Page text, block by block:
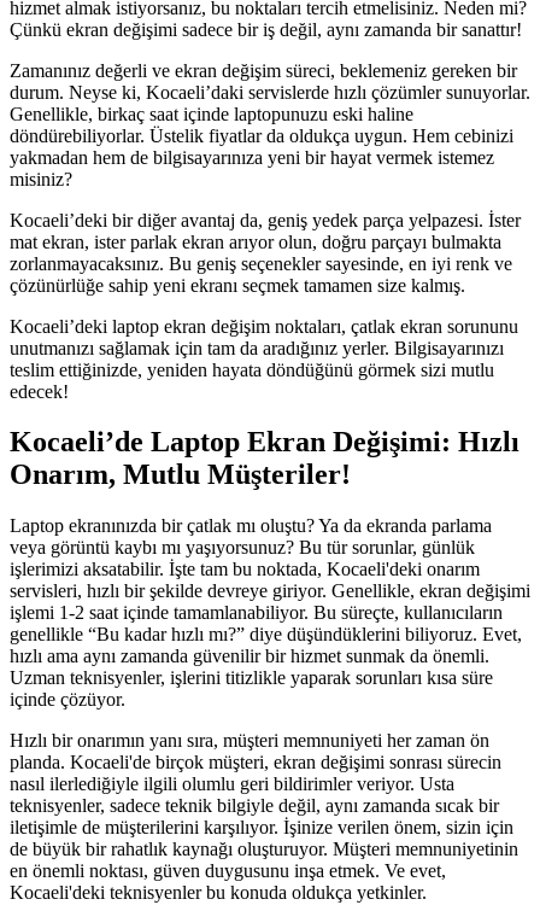
hizmet almak istiyorsanız, bu noktaları tercih etmelisiniz. Neden mi?
Çünkü ekran değişimi sadece bir iş değil, aynı zamanda bir sanattır!
Zamanınız değerli ve ekran değişim süreci, beklemeniz gereken bir
durum. Neyse ki, Kocaeli’daki servislerde hızlı çözümler sunuyorlar.
Genellikle, birkaç saat içinde laptopunuzu eski haline
döndürebiliyorlar. Üstelik fiyatlar da oldukça uygun. Hem cebinizi
yakmadan hem de bilgisayarınıza yeni bir hayat vermek istemez
misiniz?
Kocaeli’deki bir diğer avantaj da, geniş yedek parça yelpazesi. İster
mat ekran, ister parlak ekran arıyor olun, doğru parçayı bulmakta
zorlanmayacaksınız. Bu geniş seçenekler sayesinde, en iyi renk ve
çözünürlüğe sahip yeni ekranı seçmek tamamen size kalmış.
Kocaeli’deki laptop ekran değişim noktaları, çatlak ekran sorununu
unutmanızı sağlamak için tam da aradığınız yerler. Bilgisayarınızı
teslim ettiğinizde, yeniden hayata döndüğünü görmek sizi mutlu
edecek!
Kocaeli’de Laptop Ekran Değişimi: Hızlı
Onarım, Mutlu Müşteriler!
Laptop ekranınızda bir çatlak mı oluştu? Ya da ekranda parlama
veya görüntü kaybı mı yaşıyorsunuz? Bu tür sorunlar, günlük
işlerimizi aksatabilir. İşte tam bu noktada, Kocaeli'deki onarım
servisleri, hızlı bir şekilde devreye giriyor. Genellikle, ekran değişimi
işlemi 1-2 saat içinde tamamlanabiliyor. Bu süreçte, kullanıcıların
genellikle “Bu kadar hızlı mı?” diye düşündüklerini biliyoruz. Evet,
hızlı ama aynı zamanda güvenilir bir hizmet sunmak da önemli.
Uzman teknisyenler, işlerini titizlikle yaparak sorunları kısa süre
içinde çözüyor.
Hızlı bir onarımın yanı sıra, müşteri memnuniyeti her zaman ön
planda. Kocaeli'de birçok müşteri, ekran değişimi sonrası sürecin
nasıl ilerlediğiyle ilgili olumlu geri bildirimler veriyor. Usta
teknisyenler, sadece teknik bilgiyle değil, aynı zamanda sıcak bir
iletişimle de müşterilerini karşılıyor. İşinize verilen önem, sizin için
de büyük bir rahatlık kaynağı oluşturuyor. Müşteri memnuniyetinin
en önemli noktası, güven duygusunu inşa etmek. Ve evet,
Kocaeli'deki teknisyenler bu konuda oldukça yetkinler.